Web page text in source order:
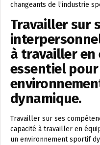
changeants de l’industrie
Travailler sur
à travailler en
essentiel
dynamique.
Travailler sur ses
capacité à travailler en
un environnement sportif